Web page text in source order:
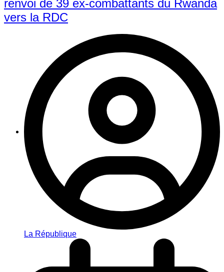
renvoi de 39 ex-combattants du Rwanda
vers la RDC
La République